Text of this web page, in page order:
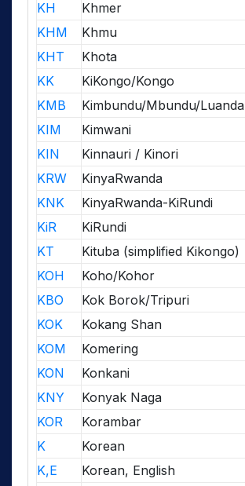
KH
Khmer
KHM
Khmu
KHT
Khota
KK
KiKongo/Kongo
KMB
Kimbundu/Mbundu/Luanda
KIM
Kimwani
KIN
Kinnauri / Kinori
KRW
KinyaRwanda
KNK
KinyaRwanda-KiRundi
KiR
KiRundi
KT
Kituba (simplified Kikongo)
KOH
Koho/Kohor
KBO
Kok Borok/Tripuri
KOK
Kokang Shan
KOM
Komering
KON
Konkani
KNY
Konyak Naga
KOR
Korambar
K
Korean
K,E
Korean, English